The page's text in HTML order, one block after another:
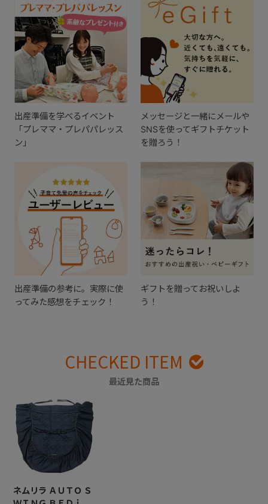
出産準備を学べるイベント
「プレママ・プレパパレッス
ン」
メッセージと一緒にメールや
SNSを使ってギフトチケット
を贈ろう！
出産準備の参考に。実際に使
ってみた感想をチェック！
ギフトを贈ってお祝いしよ
う！
CHECKED ITEM
最近見た商品
ネムリラ ＡＵＴＯ Ｓ